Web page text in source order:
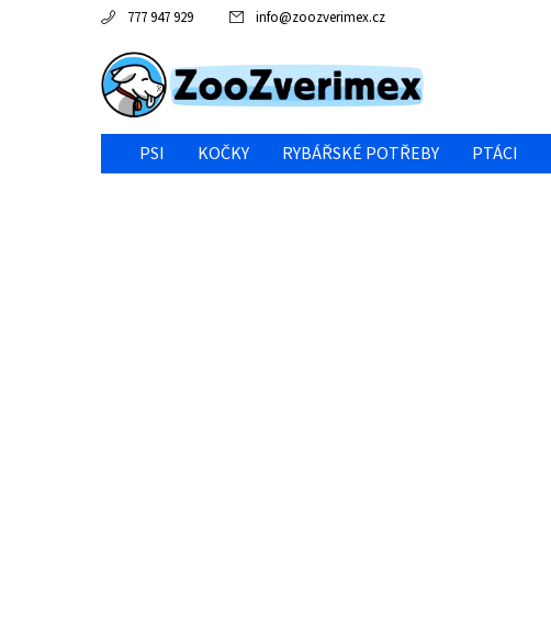
777 947 929 info@zoozverimex.cz
PSI KOČKY RYBÁŘSKÉ POTŘEBY PTÁCI